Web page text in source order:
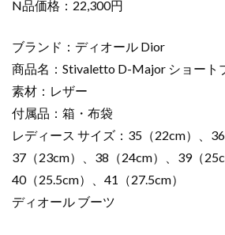
ト
ー
ツ
デ
ィ
オ
ー
ル
ブ
N品価格：22,300円
ブランド：ディオール Dior
商品名：Stivaletto D-Major ショート
素材：レザー
付属品：箱・布袋
レディース サイズ：35（22cm）、36
37（23cm）、38（24cm）、39（
40（25.5cm）、41（27.5cm）
ディオール ブーツ